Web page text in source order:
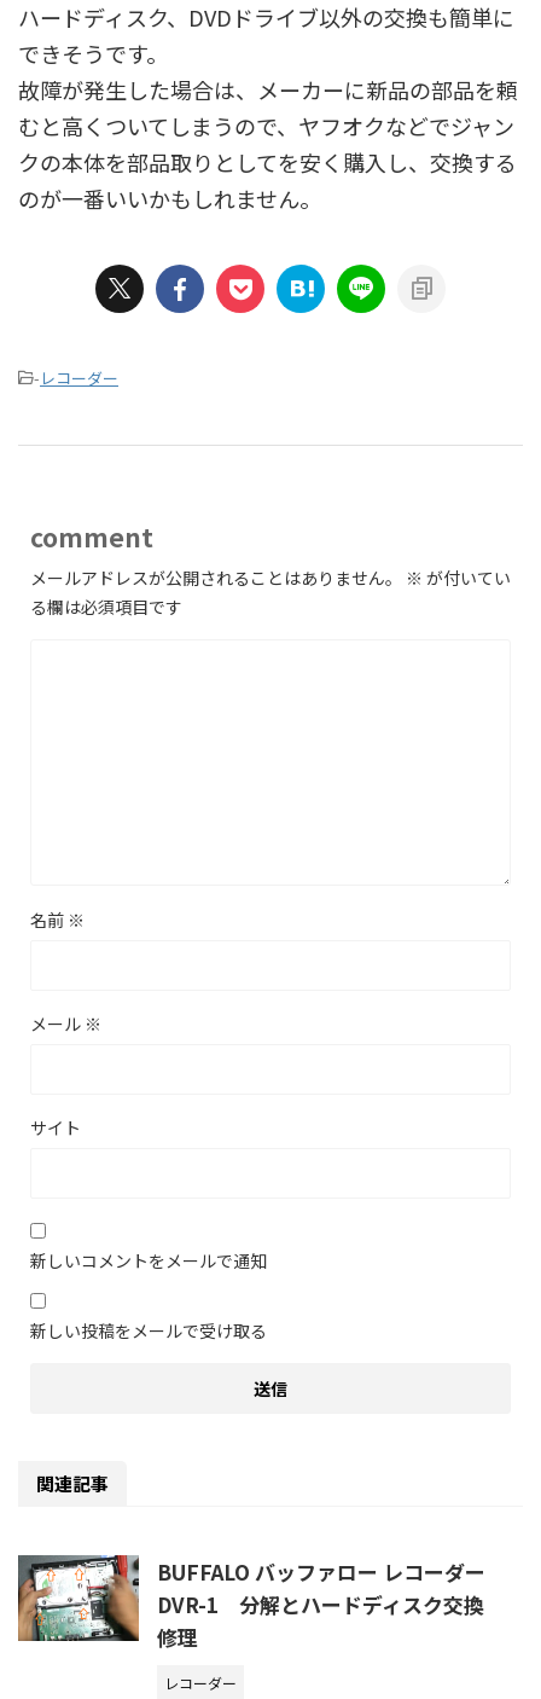
ハードディスク、DVDドライブ以外の交換も簡単に
できそうです。
故障が発生した場合は、メーカーに新品の部品を頼
むと高くついてしまうので、ヤフオクなどでジャン
クの本体を部品取りとしてを安く購入し、交換する
のが一番いいかもしれません。
- レコーダー
comment
メールアドレスが公開されることはありません。 ※ が付いてい
る欄は必須項目です
名前 ※
メール ※
サイト
新しいコメントをメールで通知
新しい投稿をメールで受け取る
関連記事
BUFFALO バッファロー レコーダー
DVR-1 分解とハードディスク交換
修理
レコーダー